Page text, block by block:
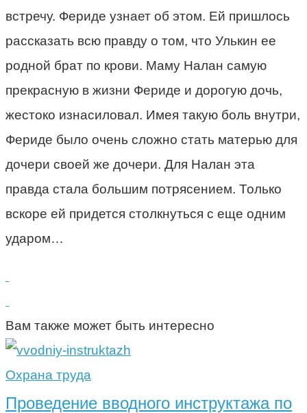
встречу. Фериде узнает об этом. Ей пришлось
рассказать всю правду о том, что Улькин ее
родной брат по крови. Маму Налан самую
прекрасную в жизни Фериде и дорогую дочь,
жестоко изнасиловал. Имея такую боль внутри,
Фериде было очень сложно стать матерью для
дочери своей же дочери. Для Налан эта
правда стала большим потрясением. Только
вскоре ей придется столкнуться с еще одним
ударом…
Вам также может быть интересно
Охрана труда
Проведение вводного инструктажа по